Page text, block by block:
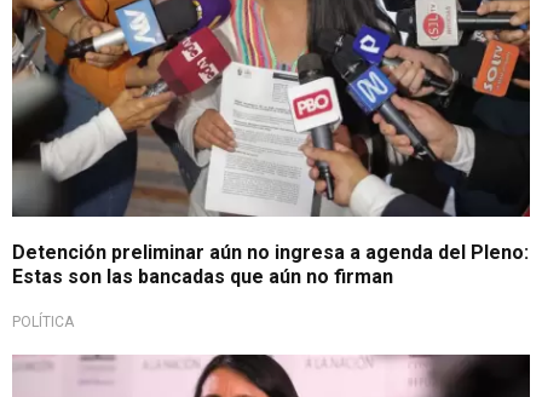
Detención preliminar aún no ingresa a agenda del Pleno:
Estas son las bancadas que aún no firman
POLÍTICA
Causa interrogante